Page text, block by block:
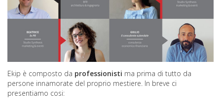
Ekip è composto da professionisti ma prima di tutto da
persone innamorate del proprio mestiere. In breve ci
presentiamo cosi: